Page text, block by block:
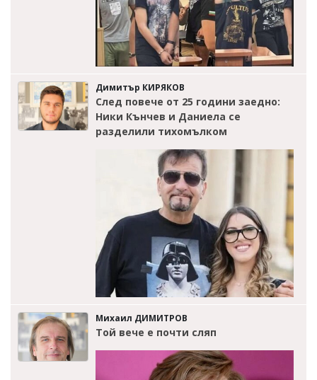
Димитър КИРЯКОВ
След повече от 25 години заедно:
Ники Кънчев и Даниела се
разделили тихомълком
Михаил ДИМИТРОВ
Той вече е почти сляп